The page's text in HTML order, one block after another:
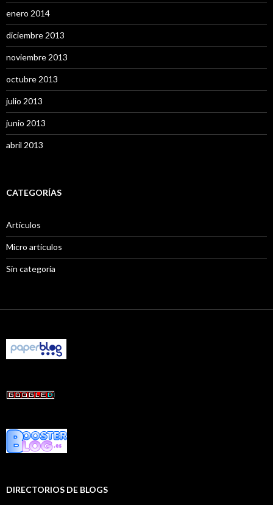
enero 2014
diciembre 2013
noviembre 2013
octubre 2013
julio 2013
junio 2013
abril 2013
CATEGORÍAS
Artículos
Micro artículos
Sin categoría
DIRECTORIOS DE BLOGS